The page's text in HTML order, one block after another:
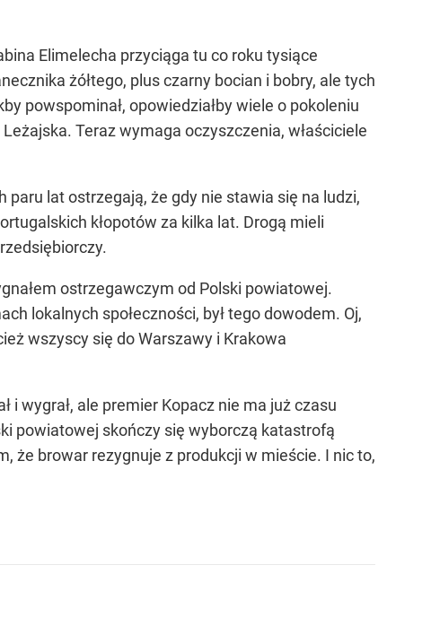
Elimelecha przyciąga tu co roku tysiące
żółtego, plus czarny bocian i bobry, ale tych
powspominał, opowiedziałby wiele o pokoleniu
Teraz wymaga oczyszczenia, właściciele
lat ostrzegają, że gdy nie stawia się na ludzi,
kłopotów za kilka lat. Drogą mieli
ostrzegawczym od Polski powiatowej.
lokalnych społeczności, był tego dowodem. Oj,
wszyscy się do Warszawy i Krakowa
i wygrał, ale premier Kopacz nie ma już czasu
powiatowej skończy się wyborczą katastrofą
że browar rezygnuje z produkcji w mieście. I nic to,